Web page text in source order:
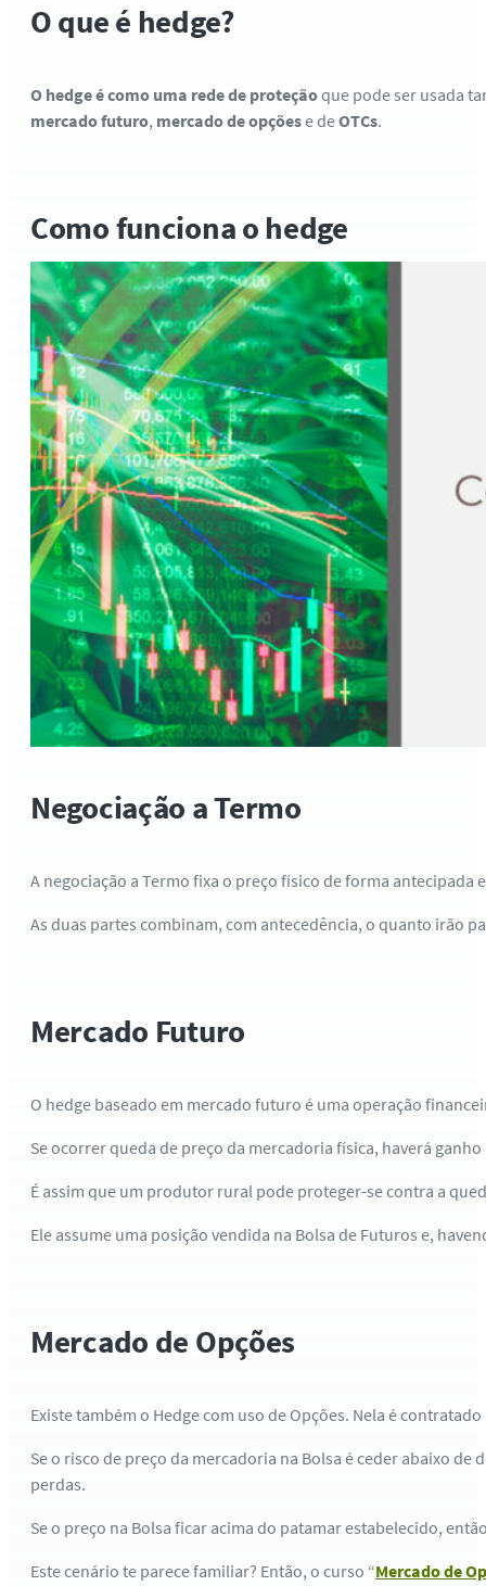
O que é hedge?
O hedge é como uma rede de proteçãoque pode ser usada
mercado futuro, mercado de opçõese deOTCs.
Como funciona o hedge
Negociação a Termo
A negociação a Termo fixa o preço físico de forma antecipada
As duas partes combinam, com antecedência, o quanto irão
Mercado Futuro
O hedge baseado em mercado futuro é uma operação
Se ocorrer queda de preço da mercadoria física, haverá
É assim que um produtor rural pode proteger-se contra a
Ele assume uma posição vendida na Bolsa de Futuros e,
Mercado de Opções
Existe também o Hedge com uso de Opções. Nela é
Se o risco de preço da mercadoria na Bolsa é ceder abaixo
perdas.
Se o preço na Bolsa ficar acima do patamar estabelecido,
Este cenário te parece familiar? Então, o curso “Mercado de